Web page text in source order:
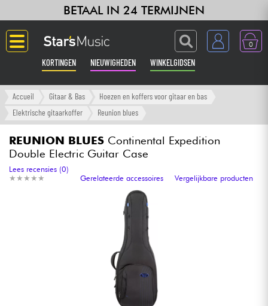
BETAAL IN 24 TERMIJNEN
0
KORTINGEN NIEUWIGHEDEN WINKELGIDSEN
Langue
Versterker & Effecten
Accueil Gitaar & Bas
Hoezen en koffers voor gitaar en bas
Elektrische gitaarkoffer
Reunion blues
REUNION BLUES Continental Expedition
Double Electric Guitar Case
★ ★ ★ ★ ★
★ ★ ★ ★ ★
Lees recensies (0)
Gerelateerde accessoires
Vergelijkbare producten